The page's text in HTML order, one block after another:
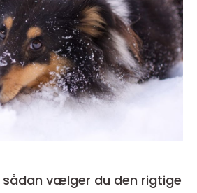
sådan vælger du den rigtige